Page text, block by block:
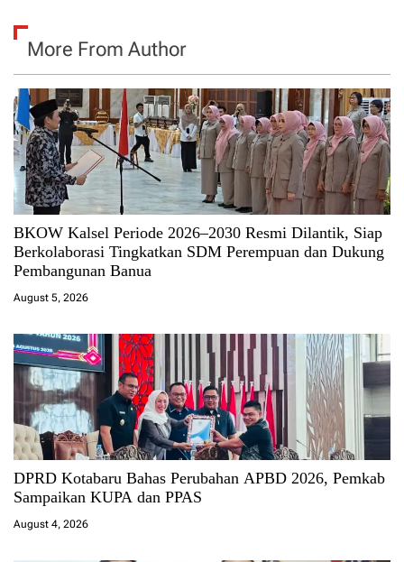
More From Author
BKOW Kalsel Periode 2026–2030 Resmi Dilantik, Siap
Berkolaborasi Tingkatkan SDM Perempuan dan Dukung
Pembangunan Banua
August 5, 2026
DPRD Kotabaru Bahas Perubahan APBD 2026, Pemkab
Sampaikan KUPA dan PPAS
August 4, 2026